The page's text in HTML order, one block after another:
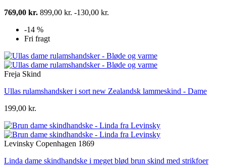
769,00 kr. 899,00 kr. -130,00 kr.
-14 %
Fri fragt
Freja Skind
Ullas rulamshandsker i sort new Zealandsk lammeskind - Dame
199,00 kr.
Levinsky Copenhagen 1869
Linda dame skindhandske i meget blød brun skind med strikfoer